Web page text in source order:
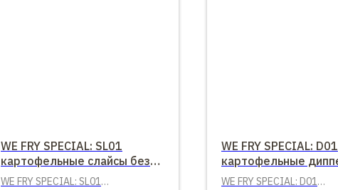
WE FRY SPECIAL: SL01
картофельные слайсы без
панировки
WE FRY SPECIAL: SL01
WE FRY SPECIAL: D01
картофельные
панировкой
WE FRY SPECIAL: D01